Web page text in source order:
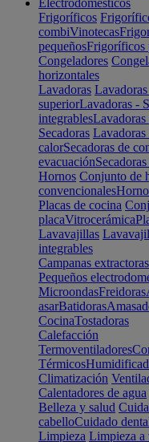
Electrodomésticos
Frigoríficos
combiVinotecas
pequeñosFrigoríficos
Congeladores
horizontales
Lavadoras
superiorLavadoras -
integrablesLavadoras
Secadoras Lavadoras
calorSecadoras de
evacuación
Hornos Conjunto de
convencionales
Placas de cocina
placaVitrocerámica
Lavavajillas
integrables
Campanas extractoras
Pequeños
MicroondasFreidoras
asarBatidoras
CocinaTostadoras
Calefacción
Termoventiladores
Térmicos
Climatización
Calentadores de agua
Belleza y salud
cabelloCuidado
Limpieza Limpieza a